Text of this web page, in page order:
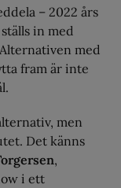
– 2022 års
in med
med
fram är inte
men
Det känns
,
i ett